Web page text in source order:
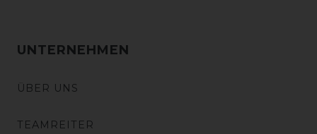
UNTERNEHMEN
ÜBER UNS
TEAMREITER